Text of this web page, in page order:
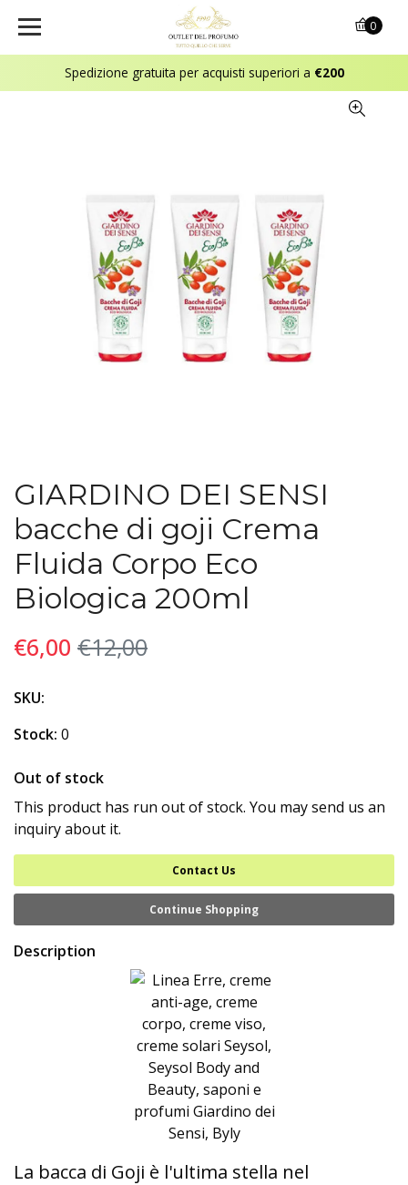
Spedizione gratuita per acquisti superiori a €200
0
GIARDINO DEI SENSI
bacche di goji Crema
Fluida Corpo Eco
Biologica 200ml
€6,00 €12,00
SKU:
Stock: 0
Out of stock
This product has run out of stock. You may send us an
inquiry about it.
Contact Us
Continue Shopping
Description
La bacca di Goji è l'ultima stella nel